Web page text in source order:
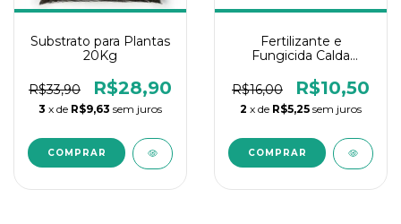
Substrato para Plantas
20Kg
R$33,90 R$28,90
3 x de R$9,63 sem juros
Fertilizante e
Fungicida Calda
Quimiagri
R$16,00 R$10,50
2 x de R$5,25 sem juros